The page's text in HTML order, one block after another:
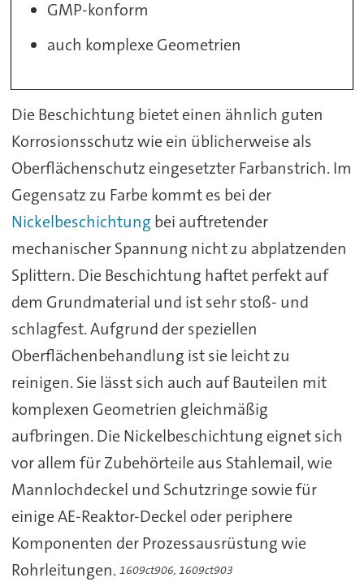
GMP-konform
auch komplexe Geometrien
Die Beschichtung bietet einen ähnlich guten
Korrosionsschutz wie ein üblicherweise als
Oberflächenschutz eingesetzter Farbanstrich. Im
Gegensatz zu Farbe kommt es bei der
Nickelbeschichtung bei auftretender
mechanischer Spannung nicht zu abplatzenden
Splittern. Die Beschichtung haftet perfekt auf
dem Grundmaterial und ist sehr stoß- und
schlagfest. Aufgrund der speziellen
Oberflächenbehandlung ist sie leicht zu
reinigen. Sie lässt sich auch auf Bauteilen mit
komplexen Geometrien gleichmäßig
aufbringen. Die Nickelbeschichtung eignet sich
vor allem für Zubehörteile aus Stahlemail, wie
Mannlochdeckel und Schutzringe sowie für
einige AE-Reaktor-Deckel oder periphere
Komponenten der Prozessausrüstung wie
Rohrleitungen. 1609ct906, 1609ct903